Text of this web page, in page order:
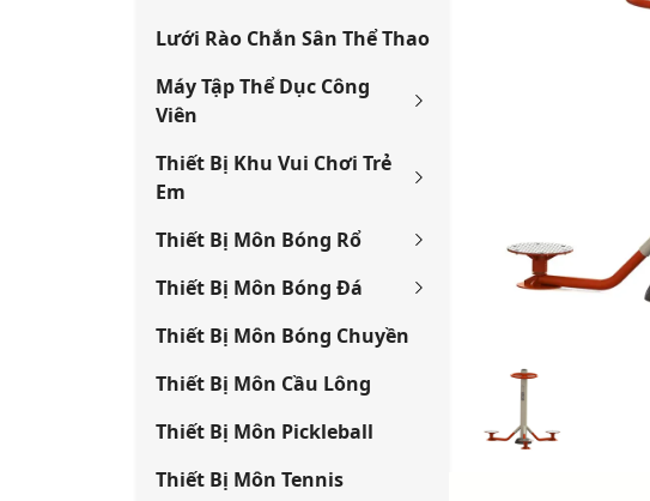
Lưới Rào Chắn Sân Thể Thao
Máy Tập Thể Dục Công
Viên
Thiết Bị Khu Vui Chơi Trẻ
Em
Thiết Bị Môn Bóng Rổ
Thiết Bị Môn Bóng Đá
Thiết Bị Môn Bóng Chuyền
Thiết Bị Môn Cầu Lông
Thiết Bị Môn Pickleball
Thiết Bị Môn Tennis